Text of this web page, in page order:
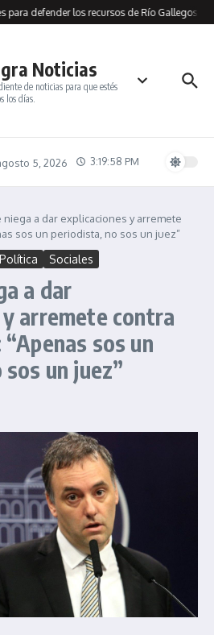
defender los recursos de Río Gallegos y
Noticias
de noticias para que estés
los días.
5, 2026 3:19:58 PM
niega a dar explicaciones y arremete
sos un periodista, no sos un juez”
Política Sociales
a dar
arremete contra
sos un
un juez”